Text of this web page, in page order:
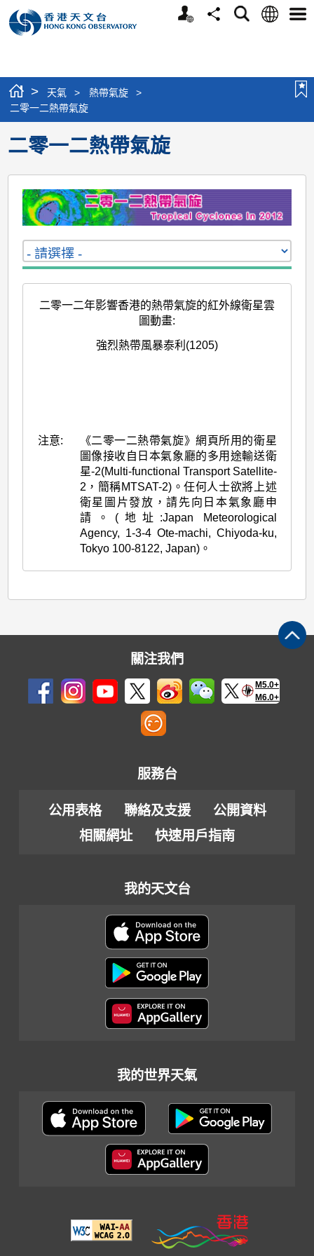
個
分
搜
語
選
> 天氣 > 熱帶氣旋
>
二零一二熱帶氣旋
二零一二熱帶氣旋
二零一二年影響香港的熱帶氣旋的紅外線衛星雲
圖動畫:
強烈熱帶風暴泰利(1205)
注意:
《二零一二熱帶氣旋》網頁所用的衛星
圖像接收自日本氣象廳的多用途輸送衛
星-2(Multi-functional Transport Satellite-
2，簡稱MTSAT-2)。任何人士欲將上述
衛星圖片發放，請先向日本氣象廳申
請。(地址:Japan Meteorological
Agency, 1-3-4 Ote-machi, Chiyoda-ku,
Tokyo 100-8122, Japan)。
關注我們
M5.0+
M6.0+
服務台
公用表格 聯絡及支援
公開資料
相關網址
快速用戶指南
我的天文台
我的世界天氣